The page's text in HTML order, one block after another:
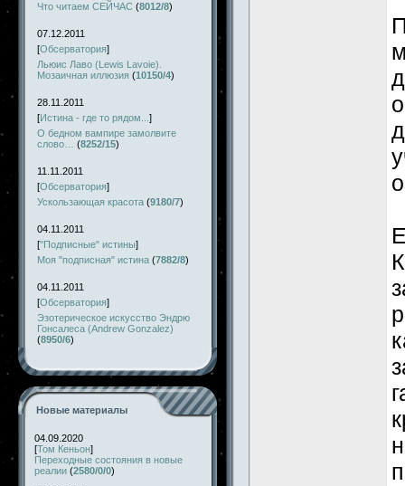
Что читаем СЕЙЧАС (8012/8)
07.12.2011
[Обсерватория]
Льюис Лаво (Lewis Lavoie).
Мозаичная иллюзия (10150/4)
28.11.2011
[Истина - где то рядом... ]
О бедном вампире замолвите
слово…
(8252/15)
11.11.2011
[Обсерватория]
Ускользающая красота (9180/7)
04.11.2011
["Подписные" истины]
Моя "подписная" истина (7882/8)
04.11.2011
[Обсерватория]
Эзотерическое искусство Эндрю
Гонсалеса (Andrew Gonzalez)
(8950/6)
Новые материалы
04.09.2020
[Том Кеньон]
Переходные состояния в новые
реалии (2580/0/0)